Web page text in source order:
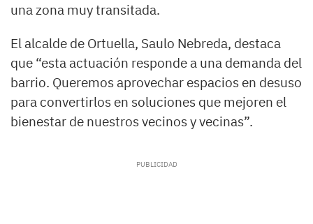
una zona muy transitada.
El alcalde de Ortuella, Saulo Nebreda, destaca
que “esta actuación responde a una demanda del
barrio. Queremos aprovechar espacios en desuso
para convertirlos en soluciones que mejoren el
bienestar de nuestros vecinos y vecinas”.